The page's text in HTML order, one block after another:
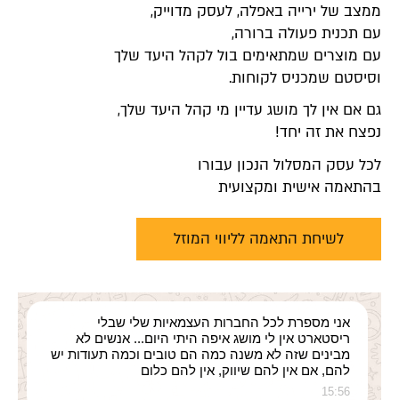
ממצב של ירייה באפלה, לעסק מדוייק,
עם תכנית פעולה ברורה,
עם מוצרים שמתאימים בול לקהל היעד שלך
וסיסטם שמכניס לקוחות.
גם אם אין לך מושג עדיין מי קהל היעד שלך,
נפצח את זה יחד!
לכל עסק המסלול הנכון עבורו
בהתאמה אישית ומקצועית
לשיחת התאמה לליווי המוזל
אני מספרת לכל החברות העצמאיות שלי שבלי
ריסטארט אין לי מושג איפה היתי היום... אנשים לא
מבינים שזה לא משנה כמה הם טובים וכמה תעודות יש
להם, אם אין להם שיווק, אין להם כלום
15:56